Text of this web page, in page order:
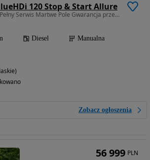
120 Stop & Start Allure
1560 cm3 • 120 KM • Pełny Serwis Martwe Pole Gwarancja przebiegu!!!
Diesel
Manualna
Zobacz ogłoszenia
56 999 PLN